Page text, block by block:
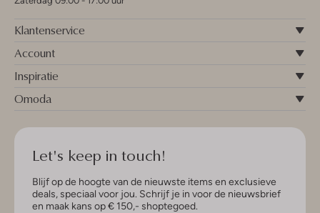
Klantenservice
Account
Inspiratie
Omoda
Let's keep in touch!
Blijf op de hoogte van de nieuwste items en exclusieve
deals, speciaal voor jou. Schrijf je in voor de nieuwsbrief
en maak kans op € 150,- shoptegoed.